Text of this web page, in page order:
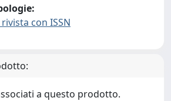
con ISSN
a questo prodotto.